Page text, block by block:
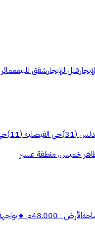
فلل للإيجارشقق للبيع
(
31
)حي الفيصلية(
11
)
خميس, منطقة عسير
:7200951917 رخصة فال : 1200020902